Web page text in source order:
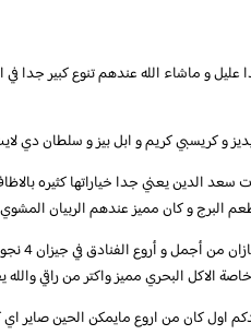
عليل و ماشاء الله عندهم تنوع كبير جدا
و كريسبي كريم و ابل بيز و سلطان دي
سعد الدين يعني جدا خياراتها كثيره
و كان مميز عندهم الربيان المشوي
و كانت
الاكل البحري مميز واكتر من راقي
اول كان من اروع مايمكن الحين صاير